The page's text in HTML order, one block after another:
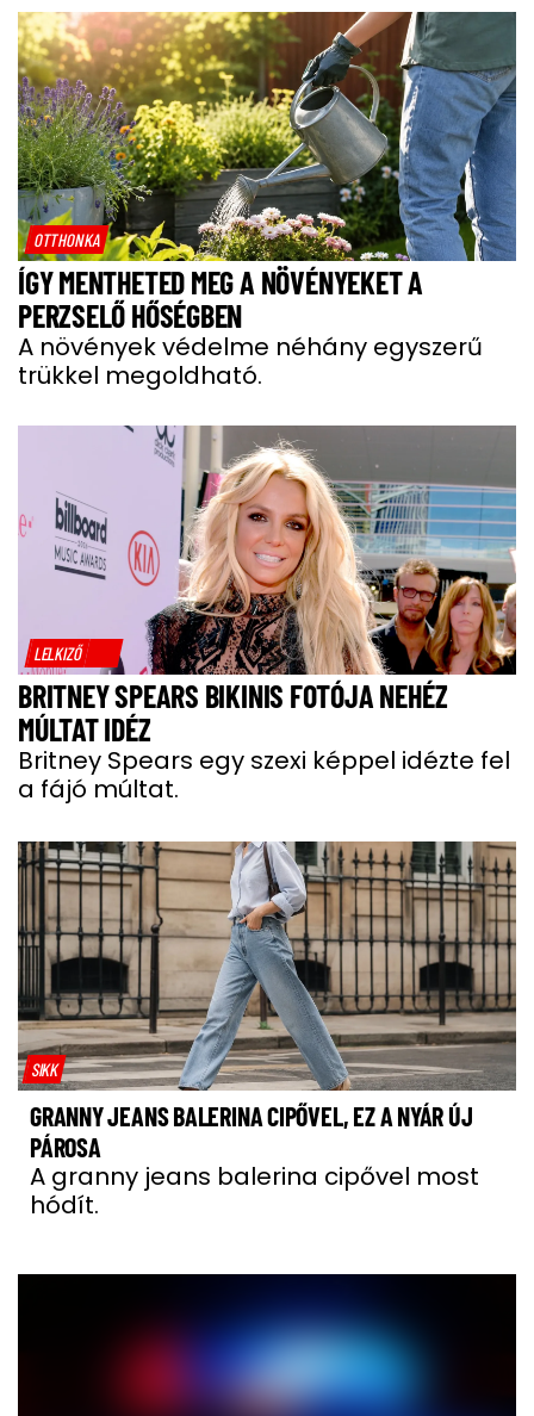
OTTHONKA
ÍGY MENTHETED MEG A NÖVÉNYEKET A
PERZSELŐ HŐSÉGBEN
A növények védelme néhány egyszerű
trükkel megoldható.
LELKIZŐ
BRITNEY SPEARS BIKINIS FOTÓJA NEHÉZ
MÚLTAT IDÉZ
Britney Spears egy szexi képpel idézte fel
a fájó múltat.
SIKK
GRANNY JEANS BALERINA CIPŐVEL, EZ A NYÁR ÚJ
PÁROSA
A granny jeans balerina cipővel most
hódít.